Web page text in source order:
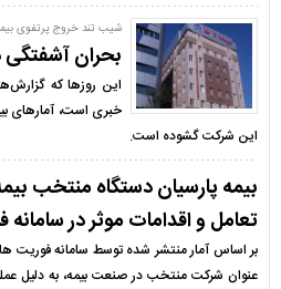
شیب تند خروج پرتفوی
بحران آشفتگی
این روزها که
خبری است، آمارهای
این شرکت گشوده است.
بیمه پارسیان دستگاه منتخب
تعامل و اقدامات موثر در سامانه
عنوان شرکت منتخب در صنعت بیمه، به دلیل